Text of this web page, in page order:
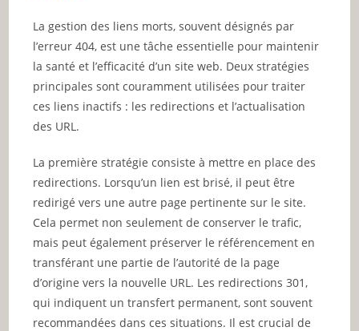
La gestion des liens morts, souvent désignés par
l’erreur 404, est une tâche essentielle pour maintenir
la santé et l’efficacité d’un site web. Deux stratégies
principales sont couramment utilisées pour traiter
ces liens inactifs : les redirections et l’actualisation
des URL.
La première stratégie consiste à mettre en place des
redirections. Lorsqu’un lien est brisé, il peut être
redirigé vers une autre page pertinente sur le site.
Cela permet non seulement de conserver le trafic,
mais peut également préserver le référencement en
transférant une partie de l’autorité de la page
d’origine vers la nouvelle URL. Les redirections 301,
qui indiquent un transfert permanent, sont souvent
recommandées dans ces situations. Il est crucial de